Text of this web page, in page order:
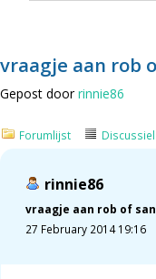
vraagje aan rob
Gepost doorrinnie86
Forumlijst
rinnie86
vraagje aan rob of
27 February 2014 19:16